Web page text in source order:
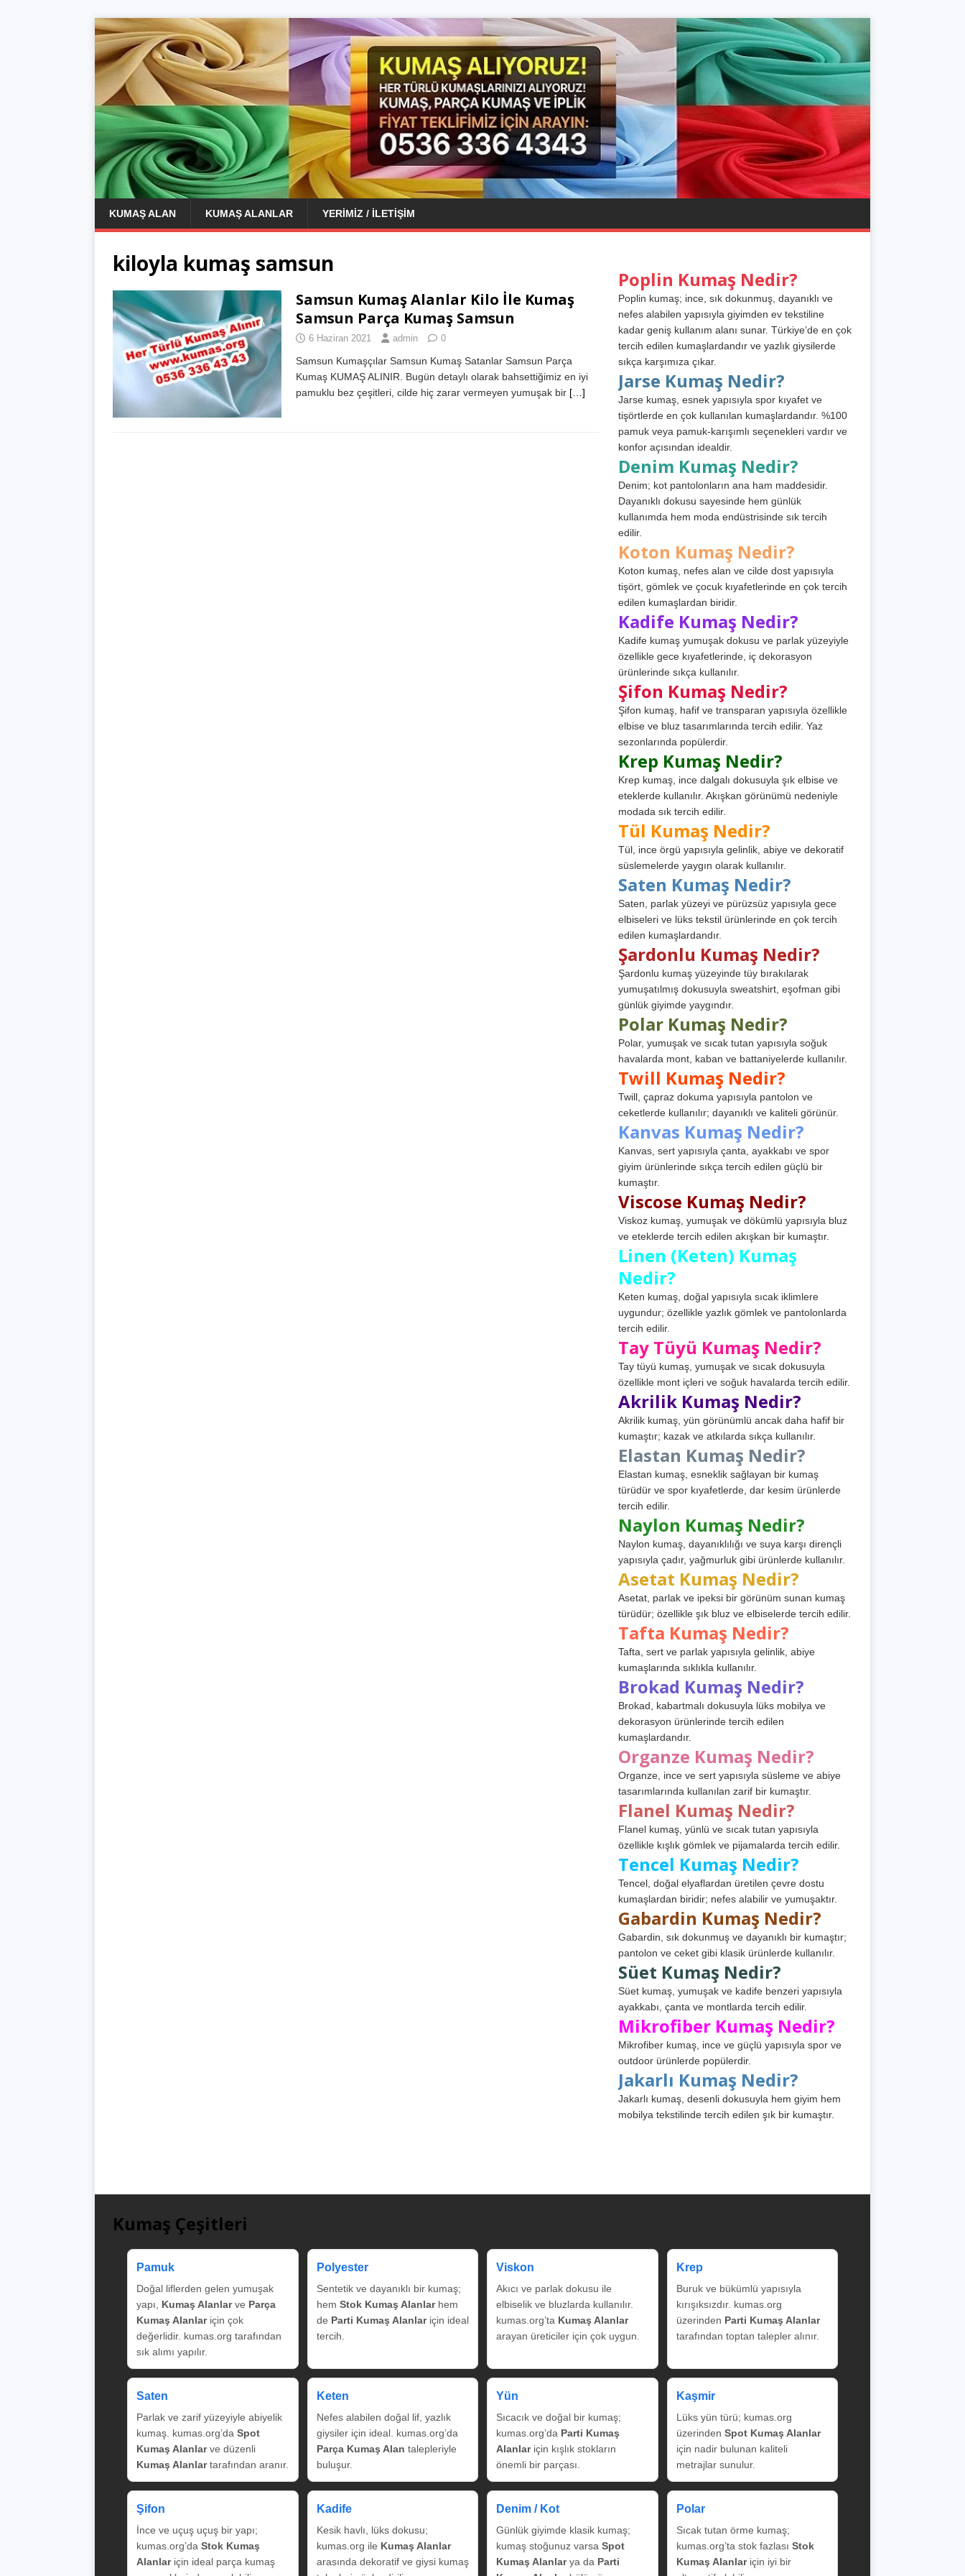
KUMAŞ ALAN KUMAŞ ALANLAR YERIMIZ / İLETIŞIM
kiloyla kumaş samsun
Samsun Kumaş Alanlar Kilo İle Kumaş
Samsun Parça Kumaş Samsun
6 Haziran 2021 admin 0
Samsun Kumaşçılar Samsun Kumaş Satanlar Samsun Parça
Kumaş KUMAŞ ALINIR. Bugün detaylı olarak bahsettiğimiz en iyi
pamuklu bez çeşitleri, cilde hiç zarar vermeyen yumuşak bir […]
Poplin Kumaş Nedir?
Poplin kumaş; ince, sık dokunmuş, dayanıklı ve
nefes alabilen yapısıyla giyimden ev tekstiline
kadar geniş kullanım alanı sunar. Türkiye’de en çok
tercih edilen kumaşlardandır ve yazlık giysilerde
sıkça karşımıza çıkar.
Jarse Kumaş Nedir?
Jarse kumaş, esnek yapısıyla spor kıyafet ve
tişörtlerde en çok kullanılan kumaşlardandır. %100
pamuk veya pamuk-karışımlı seçenekleri vardır ve
konfor açısından idealdir.
Denim Kumaş Nedir?
Denim; kot pantolonların ana ham maddesidir.
Dayanıklı dokusu sayesinde hem günlük
kullanımda hem moda endüstrisinde sık tercih
edilir.
Koton Kumaş Nedir?
Koton kumaş, nefes alan ve cilde dost yapısıyla
tişört, gömlek ve çocuk kıyafetlerinde en çok tercih
edilen kumaşlardan biridir.
Kadife Kumaş Nedir?
Kadife kumaş yumuşak dokusu ve parlak yüzeyiyle
özellikle gece kıyafetlerinde, iç dekorasyon
ürünlerinde sıkça kullanılır.
Şifon Kumaş Nedir?
Şifon kumaş, hafif ve transparan yapısıyla özellikle
elbise ve bluz tasarımlarında tercih edilir. Yaz
sezonlarında popülerdir.
Krep Kumaş Nedir?
Krep kumaş, ince dalgalı dokusuyla şık elbise ve
eteklerde kullanılır. Akışkan görünümü nedeniyle
modada sık tercih edilir.
Tül Kumaş Nedir?
Tül, ince örgü yapısıyla gelinlik, abiye ve dekoratif
süslemelerde yaygın olarak kullanılır.
Saten Kumaş Nedir?
Saten, parlak yüzeyi ve pürüzsüz yapısıyla gece
elbiseleri ve lüks tekstil ürünlerinde en çok tercih
edilen kumaşlardandır.
Şardonlu Kumaş Nedir?
Şardonlu kumaş yüzeyinde tüy bırakılarak
yumuşatılmış dokusuyla sweatshirt, eşofman gibi
günlük giyimde yaygındır.
Polar Kumaş Nedir?
Polar, yumuşak ve sıcak tutan yapısıyla soğuk
havalarda mont, kaban ve battaniyelerde kullanılır.
Twill Kumaş Nedir?
Twill, çapraz dokuma yapısıyla pantolon ve
ceketlerde kullanılır; dayanıklı ve kaliteli görünür.
Kanvas Kumaş Nedir?
Kanvas, sert yapısıyla çanta, ayakkabı ve spor
giyim ürünlerinde sıkça tercih edilen güçlü bir
kumaştır.
Viscose Kumaş Nedir?
Viskoz kumaş, yumuşak ve dökümlü yapısıyla bluz
ve eteklerde tercih edilen akışkan bir kumaştır.
Linen (Keten) Kumaş
Nedir?
Keten kumaş, doğal yapısıyla sıcak iklimlere
uygundur; özellikle yazlık gömlek ve pantolonlarda
tercih edilir.
Tay Tüyü Kumaş Nedir?
Tay tüyü kumaş, yumuşak ve sıcak dokusuyla
özellikle mont içleri ve soğuk havalarda tercih edilir.
Akrilik Kumaş Nedir?
Akrilik kumaş, yün görünümlü ancak daha hafif bir
kumaştır; kazak ve atkılarda sıkça kullanılır.
Elastan Kumaş Nedir?
Elastan kumaş, esneklik sağlayan bir kumaş
türüdür ve spor kıyafetlerde, dar kesim ürünlerde
tercih edilir.
Naylon Kumaş Nedir?
Naylon kumaş, dayanıklılığı ve suya karşı dirençli
yapısıyla çadır, yağmurluk gibi ürünlerde kullanılır.
Asetat Kumaş Nedir?
Asetat, parlak ve ipeksi bir görünüm sunan kumaş
türüdür; özellikle şık bluz ve elbiselerde tercih edilir.
Tafta Kumaş Nedir?
Tafta, sert ve parlak yapısıyla gelinlik, abiye
kumaşlarında sıklıkla kullanılır.
Brokad Kumaş Nedir?
Brokad, kabartmalı dokusuyla lüks mobilya ve
dekorasyon ürünlerinde tercih edilen
kumaşlardandır.
Organze Kumaş Nedir?
Organze, ince ve sert yapısıyla süsleme ve abiye
tasarımlarında kullanılan zarif bir kumaştır.
Flanel Kumaş Nedir?
Flanel kumaş, yünlü ve sıcak tutan yapısıyla
özellikle kışlık gömlek ve pijamalarda tercih edilir.
Tencel Kumaş Nedir?
Tencel, doğal elyaflardan üretilen çevre dostu
kumaşlardan biridir; nefes alabilir ve yumuşaktır.
Gabardin Kumaş Nedir?
Gabardin, sık dokunmuş ve dayanıklı bir kumaştır;
pantolon ve ceket gibi klasik ürünlerde kullanılır.
Süet Kumaş Nedir?
Süet kumaş, yumuşak ve kadife benzeri yapısıyla
ayakkabı, çanta ve montlarda tercih edilir.
Mikrofiber Kumaş Nedir?
Mikrofiber kumaş, ince ve güçlü yapısıyla spor ve
outdoor ürünlerde popülerdir.
Jakarlı Kumaş Nedir?
Jakarlı kumaş, desenli dokusuyla hem giyim hem
mobilya tekstilinde tercih edilen şık bir kumaştır.
Kumaş Çeşitleri
Pamuk
Doğal liflerden gelen yumuşak
yapı, Kumaş Alanlarve Parça
Kumaş Alanlariçin çok
değerlidir. kumas.org tarafından
sık alımı yapılır.
Polyester
Sentetik ve dayanıklı bir kumaş;
hem Stok Kumaş Alanlarhem
de Parti Kumaş Alanlariçin ideal
tercih.
Viskon
Akıcı ve parlak dokusu ile
elbiselik ve bluzlarda kullanılır.
kumas.org’ta Kumaş Alanlar
arayan üreticiler için çok uygun.
Krep
Buruk ve bükümlü yapısıyla
kırışıksızdır. kumas.org
üzerinden Parti Kumaş Alanlar
tarafından toptan talepler alınır.
Saten
Parlak ve zarif yüzeyiyle abiyelik
kumaş. kumas.org’da Spot
Kumaş Alanlarve düzenli
Kumaş Alanlartarafından aranır.
Keten
Nefes alabilen doğal lif, yazlık
giysiler için ideal. kumas.org’da
Parça Kumaş Alan talepleriyle
buluşur.
Yün
Sıcacık ve doğal bir kumaş;
kumas.org’da Parti Kumaş
Alanlariçin kışlık stokların
önemli bir parçası.
Kaşmir
Lüks yün türü; kumas.org
üzerinden Spot Kumaş Alanlar
için nadir bulunan kaliteli
metrajlar sunulur.
Şifon
İnce ve uçuş uçuş bir yapı;
kumas.org’da Stok Kumaş
Alanlariçin ideal parça kumaş
Kadife
Kesik havlı, lüks dokusu;
kumas.org ile Kumaş Alanlar
arasında dekoratif ve giysi kumaş
Denim / Kot
Günlük giyimde klasik kumaş;
kumaş stoğunuz varsa Spot
Kumaş Alanlarya da Parti
Polar
Sıcak tutan örme kumaş;
kumas.org’ta stok fazlası Stok
Kumaş Alanlariçin iyi bir